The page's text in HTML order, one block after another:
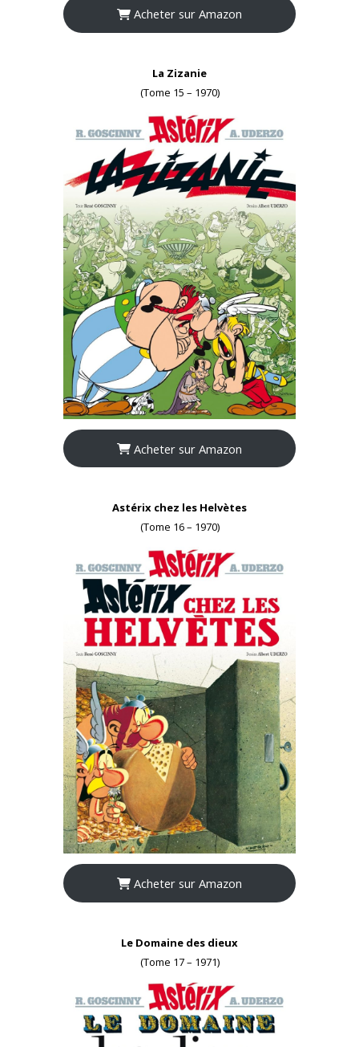
Acheter sur Amazon
La Zizanie
(Tome 15 – 1970)
Acheter sur Amazon
Astérix chez les Helvètes
(Tome 16 – 1970)
Acheter sur Amazon
Le Domaine des dieux
(Tome 17 – 1971)